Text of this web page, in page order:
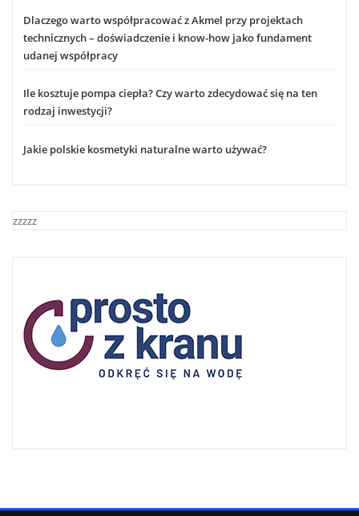
Dlaczego warto współpracować z Akmel przy projektach
technicznych – doświadczenie i know-how jako fundament
udanej współpracy
Ile kosztuje pompa ciepła? Czy warto zdecydować się na ten
rodzaj inwestycji?
Jakie polskie kosmetyki naturalne warto używać?
zzzzz